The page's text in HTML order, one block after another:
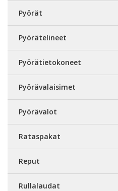
Pyörät
Pyörätelineet
Pyörätietokoneet
Pyörävalaisimet
Pyörävalot
Rataspakat
Reput
Rullalaudat